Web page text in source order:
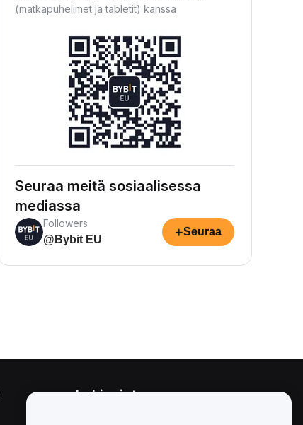
(matkapuhelimet ja tabletit) kanssa
Seuraa meitä sosiaalisessa
mediassa
Followers
@Bybit EU
+Seuraa
Lakiasiat